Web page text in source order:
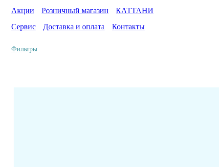
Акции
Розничный магазин
КАТТАНИ
Сервис
Доставка и оплата Контакты
Фильтры